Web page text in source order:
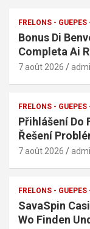
FRELONS -
Bonus Di
Completa Ai
7 août 2026
FRELONS -
Přihlášení Do
Řešení
7 août 2026
FRELONS -
SavaSpin
Wo Finden